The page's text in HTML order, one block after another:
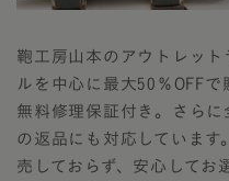
鞄工房山本のアウトレッ
ルを中心に最大50％OFF
無料修理保証付き。さら
の返品にも対応していま
売しておらず、安心してお